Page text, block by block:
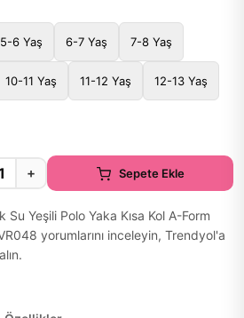
5-6 Yaş 6-7 Yaş 7-8 Yaş
10-11 Yaş 11-12 Yaş 12-13 Yaş
+ Sepete Ekle
Su Yeşili Polo Yaka Kısa Kol A-Form
yorumlarını inceleyin, Trendyol'a